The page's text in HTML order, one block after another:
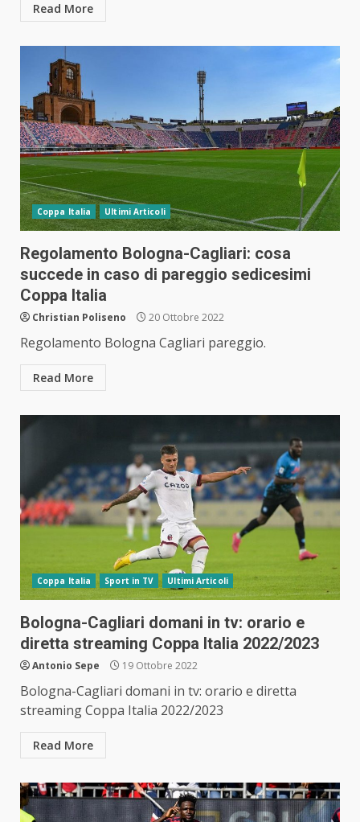
Read More
Coppa Italia Ultimi Articoli
Regolamento Bologna-Cagliari: cosa
succede in caso di pareggio sedicesimi
Coppa Italia
Christian Poliseno 20 Ottobre 2022
Regolamento Bologna Cagliari pareggio.
Read More
Coppa Italia Sport in TV Ultimi Articoli
Bologna-Cagliari domani in tv: orario e
diretta streaming Coppa Italia 2022/2023
Antonio Sepe 19 Ottobre 2022
Bologna-Cagliari domani in tv: orario e diretta
streaming Coppa Italia 2022/2023
Read More